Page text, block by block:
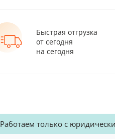
Быстрая отгрузка
от сегодня
на сегодня
Работаем только с